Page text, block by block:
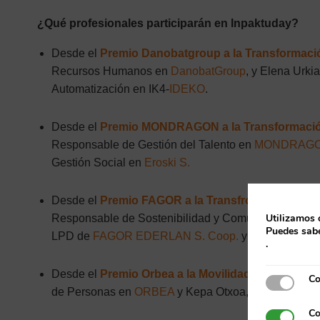
¿Qué profesionales participarán en Inpaktuday?
Desde el Premio Danobatgroup a la
Recursos Humanos en DanobatGroup, y Elena
Automatización en IK4- IDEKO.
Desde el Premio MONDRAGON a la
Responsable de Gestión del Talento en
Gestión Social en Eroski S.
Desde el Premio FAGOR a la Transfromación
Responsable de Sostenibilidad y Comunicación de
LPD de FAGOR EDERLAN S. Coop. y Alaitz
Desde el Premio Orbea a la Movilidad Saludable
de Personas en ORBEA y Kepa Otxoa, Ingeniero de
Utilizamos
Puedes
.
Cookies